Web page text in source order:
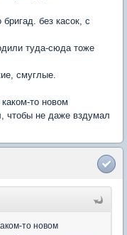
без касок, с
туда-сюда тоже
смуглые.
то новом
чтобы не даже вздумал
то новом